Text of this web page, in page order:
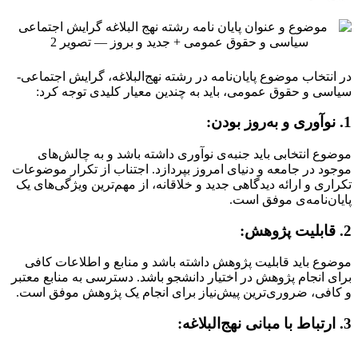
در انتخاب موضوع پایان‌نامه در رشته نهج‌البلاغه، گرایش اجتماعی-
سیاسی و حقوق عمومی، باید به چندین معیار کلیدی توجه کرد:
1. نوآوری و به‌روز بودن:
موضوع انتخابی باید جنبه‌ی نوآوری داشته باشد و به چالش‌های
موجود در جامعه و دنیای امروز بپردازد. اجتناب از تکرار موضوعات
تکراری و ارائه دیدگاهی جدید و خلاقانه، از مهم‌ترین ویژگی‌های یک
پایان‌نامه‌ی موفق است.
2. قابلیت پژوهش:
موضوع باید قابلیت پژوهش داشته باشد و منابع و اطلاعات کافی
برای انجام پژوهش در اختیار دانشجو باشد. دسترسی به منابع معتبر
و کافی، ضروری‌ترین پیش‌نیاز برای انجام یک پژوهش موفق است.
3. ارتباط با مبانی نهج‌البلاغه: